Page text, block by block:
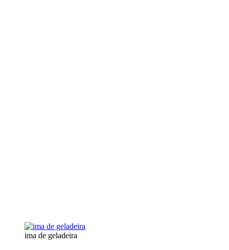
ima de geladeira